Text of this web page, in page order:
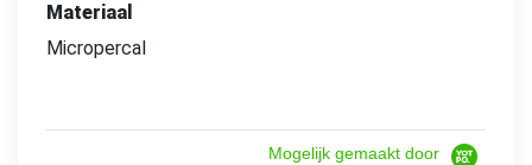
Materiaal
Micropercal
Mogelijk gemaakt door